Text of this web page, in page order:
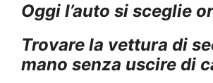
Oggi l’auto si sceglie
Trovare la vettura di
mano senza uscire di